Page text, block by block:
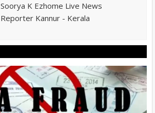
Soorya K Ezhome Live News
Reporter Kannur - Kerala